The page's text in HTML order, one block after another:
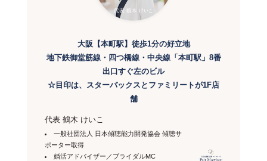
大阪【本町駅】徒歩1分の好立地
地下鉄御堂筋線・四つ橋線・中央線「本町駅」8番
出口すぐ左のビル
☆目印は、スターバックスとファミリートが1F店
舗
代表 鶴木 けいこ
一般社団法人 日本傾聴能力開発協会 傾聴サ
ポーター取得
婚活アドバイザー／ブライダルMC